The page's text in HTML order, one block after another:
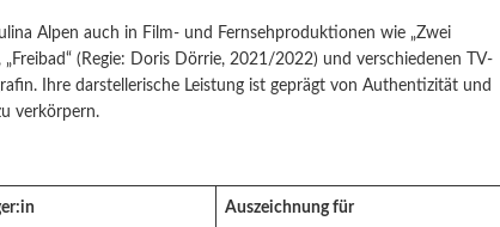
Alpen auch in Film- und Fernsehproduktionen wie „Zwei
(Regie: Doris Dörrie, 2021/2022) und verschiedenen TV-
Ihre darstellerische Leistung ist geprägt von Authentizität und
verkörpern.
Auszeichnung für